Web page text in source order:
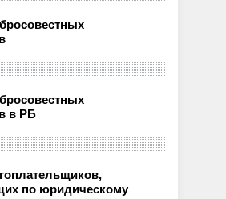
в РБ
по юридическому